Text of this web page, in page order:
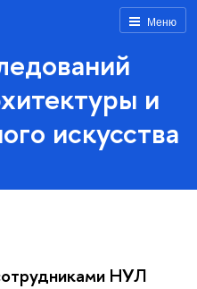
Меню
и
искусства
НУЛ